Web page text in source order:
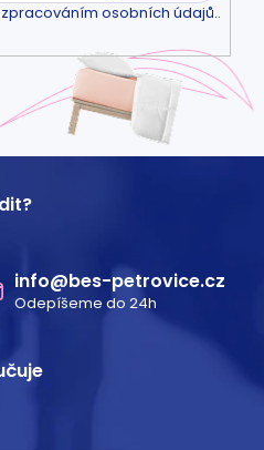
zpracováním osobních údajů..
info@bes-petrovice.cz
Odepíšeme do 24h